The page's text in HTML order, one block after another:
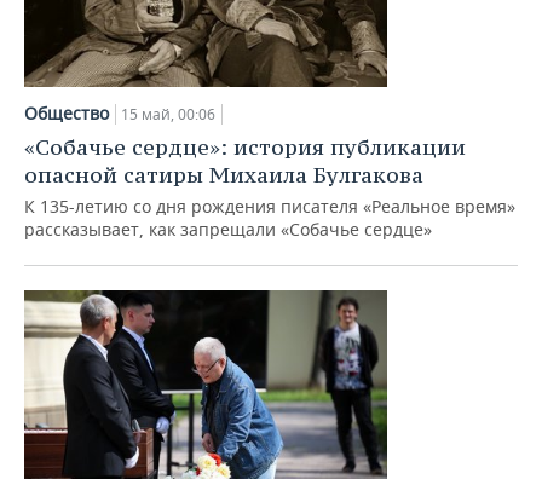
Общество 15 май, 00:06
«Собачье сердце»: история публикации
опасной сатиры Михаила Булгакова
К 135-летию со дня рождения писателя «Реальное время»
рассказывает, как запрещали «Собачье сердце»